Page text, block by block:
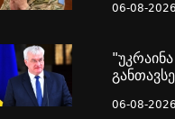
06-08-2026
06-08-2026